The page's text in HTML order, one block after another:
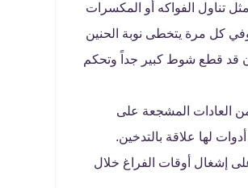
تناول الفواكه أو المكسرات
كل مرة يتخطى نوبة الحنين
قد قطع شوط كبير جداً وتحكم
العادات المشجعة على
لها علاقة بالتدخين.
إشغال أوقات الفراغ خلال